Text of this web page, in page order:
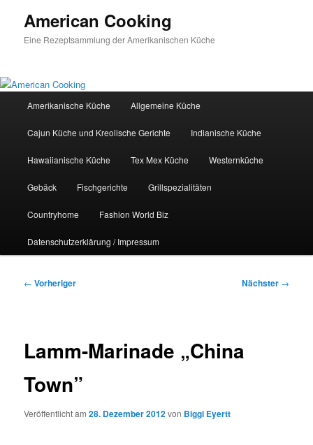
American Cooking
Eine Rezeptsammlung der Amerikanischen Küche
Amerikanische Küche Allgemeine Küche
Cajun Küche und Kreolische Gerichte Indianische Küche
Hawaiianische Küche Tex Mex Küche Westernküche
Gebäck Fischgerichte Grillspezialitäten
Countryhome Fashion World Biz
Datenschutzerklärung / Impressum
Beitragsnavigation
← Vorheriger Nächster →
Lamm-Marinade „China
Town”
Veröffentlicht am28. Dezember 2012von Biggi Eyertt